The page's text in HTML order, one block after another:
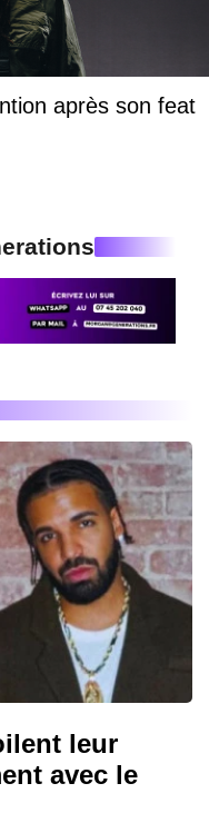
après son feat
leur
avec le